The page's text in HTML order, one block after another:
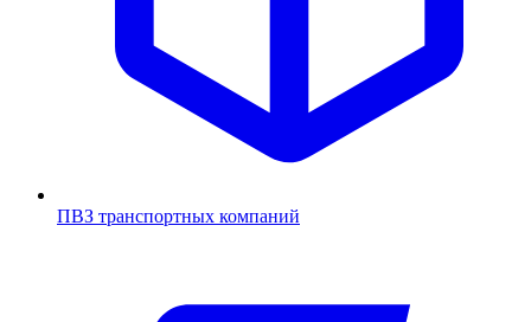
ПВЗ транспортных компаний